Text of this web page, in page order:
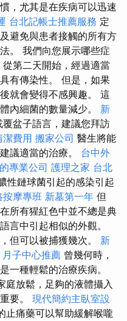
，尤其是在疾病可以迅速
台北記帳士推薦服務 定
避免與患者接觸的所有方
。 我們向您展示哪些症
第二天開始，經過適當
有傳染性。 但是，如果
就會變得不感興趣。 這
內細菌的數量減少。 新
盆子語言，建議您拜訪
潔費用 搬家公司 醫生將能
議適當的治療。 台中外
專業公司 護理之家 台北
性鏈球菌引起的感染引起
按摩專班 新墓第一年 但
所有猩紅色中並不總是典
言中引起相似的外觀。
但可以被捕獲幾次。 新
月子中心推薦 曾幾何時，
一種輕鬆的治療疾病。
庭放鬆，足夠的液體攝入
要。 現代簡約主臥室設
止痛藥可以幫助緩解喉嚨